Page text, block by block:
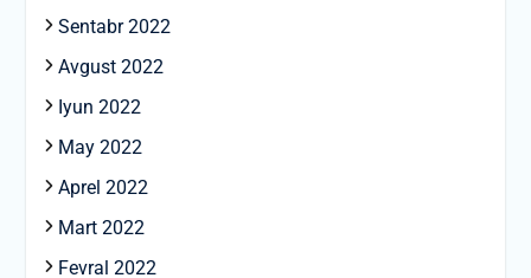
Sentabr 2022
Avgust 2022
Iyun 2022
May 2022
Aprel 2022
Mart 2022
Fevral 2022